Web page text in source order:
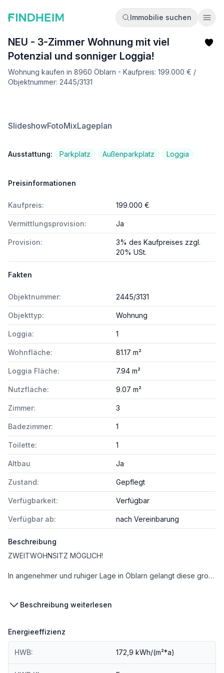
Immobilie suchen
NEU - 3-Zimmer Wohnung mit viel
Potenzial und sonniger Loggia!
Wohnung kaufen in 8960 Öblarn - Kaufpreis: 199.000 € /
Objektnummer: 2445/3131
SlideshowFotoMixLageplan
Ausstattung: Parkplatz Außenparkplatz Loggia
Preisinformationen
Kaufpreis: 199.000 €
Vermittlungsprovision: Ja
Provision:
3% des Kaufpreises zzgl.
20% USt.
Fakten
Objektnummer: 2445/3131
Objekttyp: Wohnung
Loggia: 1
Wohnfläche: 81.17 m²
Loggia Fläche: 7.94 m²
Nutzfläche: 9.07 m²
Zimmer: 3
Badezimmer: 1
Toilette: 1
Altbau Ja
Zustand: Gepflegt
Verfügbarkeit: Verfügbar
Verfügbar ab: nach Vereinbarung
Beschreibung
ZWEITWOHNSITZ MÖGLICH!
In angenehmer und ruhiger Lage in Öblarn gelangt diese großzügig geschnittene 3-Zimmer-Wohnung mit einer Wohnfläche von ca. 81,17 m² zum Verkauf. Die Wohnung überzeugt durch eine praktische Raumaufteilung, helle Wohnräume sowie zahlreiche Möglichkeiten, die Immobilie nach den eigenen Vorstellungen zu gestalten und zu modernisieren.
Die Küche verfügt über eine angrenzende, direkt begehbare Speis, die ausreichend Platz für Lebensmittel und Küchenutensilien bietet. Besonders hervorzuheben ist, dass sowohl die Küche als auch das Badezimmer derzeit nicht ausgestattet sind und vom neuen Eigentümer ganz nach den persönlichen Wünschen und Bedürfnissen gestaltet werden können. Dadurch bietet sich die seltene Gelegenheit, diese Bereiche individuell und modern auszubauen und den eigenen Wohntraum zu verwirklichen.
Das Badezimmer sowie das separate WC ergänzen den funktionalen Grundriss der Wohnung. Beheizt wird die Immobilie mittels Ölheizung.
Beschreibung weiterlesen
Energieeffizienz
HWB: 172,9 kWh/(m²*a)